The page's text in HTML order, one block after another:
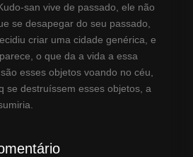
san vive de passado, ele não
se desapegar do seu passado,
criar uma cidade genérica, e
o que da a vida a essa
esses objetos voando no céu,
se destruíssem esses objetos, a